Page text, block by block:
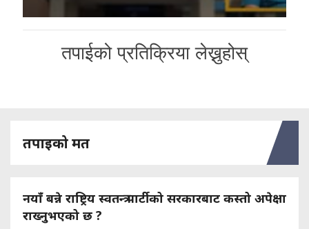
तपाईको प्रतिक्रिया लेख्नुहोस्
तपाइको मत
नयाँ बन्ने राष्ट्रिय स्वतन्त्र पार्टीको सरकारबाट कस्तो अपेक्षा
राख्नुभएको छ ?